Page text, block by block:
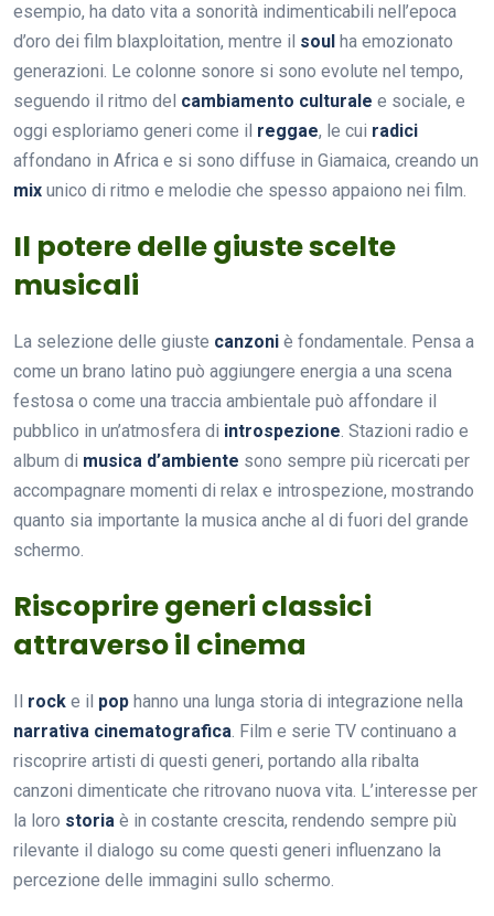
esempio, ha dato vita a sonorità indimenticabili nell’epoca
d’oro dei film blaxploitation, mentre il soul ha emozionato
generazioni. Le colonne sonore si sono evolute nel tempo,
seguendo il ritmo del cambiamento culturale e sociale, e
oggi esploriamo generi come il reggae, le cui radici
affondano in Africa e si sono diffuse in Giamaica, creando un
mix unico di ritmo e melodie che spesso appaiono nei film.
Il potere delle giuste scelte
musicali
La selezione delle giuste canzoni è fondamentale. Pensa a
come un brano latino può aggiungere energia a una scena
festosa o come una traccia ambientale può affondare il
pubblico in un’atmosfera di introspezione. Stazioni radio e
album di musica d’ambiente sono sempre più ricercati per
accompagnare momenti di relax e introspezione, mostrando
quanto sia importante la musica anche al di fuori del grande
schermo.
Riscoprire generi classici
attraverso il cinema
rock e il pop hanno una lunga storia di integrazione nella
narrativa cinematografica. Film e serie TV continuano a
riscoprire artisti di questi generi, portando alla ribalta
canzoni dimenticate che ritrovano nuova vita. L’interesse per
la loro storia è in costante crescita, rendendo sempre più
rilevante il dialogo su come questi generi influenzano la
percezione delle immagini sullo schermo.